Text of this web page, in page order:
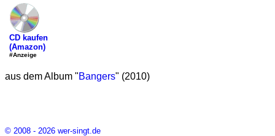
CD kaufen
(Amazon)
#Anzeige
aus dem Album "Bangers" (2010)
© 2008 - 2026 wer-singt.de